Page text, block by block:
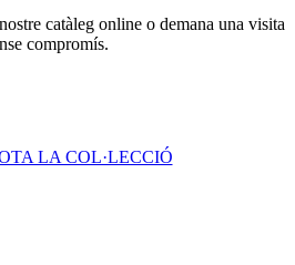
catàleg online o demana una visita
compromís.
LA COL·LECCIÓ